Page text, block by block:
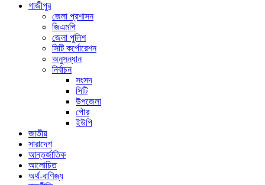
গাজীপুর
জেলা প্রশাসন
জিএমপি
জেলা পুলিশ
সিটি কর্পোরেশন
অনুসন্ধান
নির্বাচন
সংসদ
সিটি
উপজেলা
পৌর
ইউপি
জাতীয়
সারাদেশ
আন্তর্জাতিক
আলোচিত
অর্থ-বাণিজ্য